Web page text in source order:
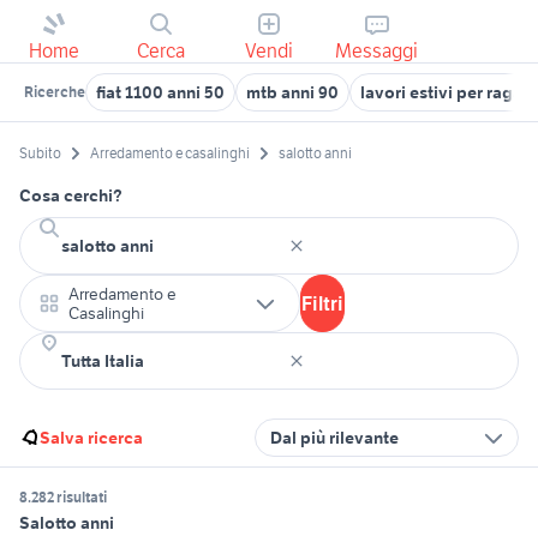
Home Cerca Vendi Messaggi
Ricerche fiat 1100 anni 50 mtb anni 90 lavori estivi per
Subito Arredamento e casalinghi salotto anni
Cosa cerchi?
Arredamento e
Casalinghi
Filtri
Salva ricerca Dal più rilevante
8.282 risultati
Salotto anni